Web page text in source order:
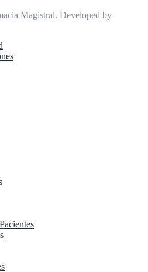
Magistral. Developed by